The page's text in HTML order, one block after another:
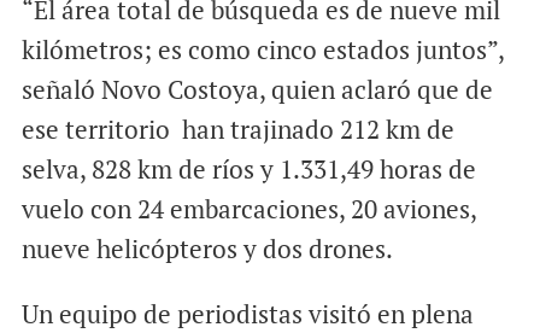
“El área total de búsqueda es de nueve mil
kilómetros; es como cinco estados juntos”,
señaló Novo Costoya, quien aclaró que de
ese territorio han trajinado 212 km de
selva, 828 km de ríos y 1.331,49 horas de
vuelo con 24 embarcaciones, 20 aviones,
nueve helicópteros y dos drones.
Un equipo de periodistas visitó en plena